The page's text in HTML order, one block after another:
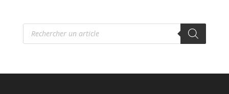
Recherche
produits